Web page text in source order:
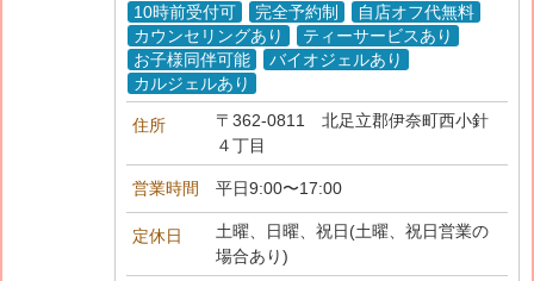
10時前受付可
完全予約制
自店オフ代無料
カウンセリングあり
ティーサービスあり
お子様同伴可能
バイオジェルあり
カルジェルあり
住所 〒362-0811 北足立郡伊奈町西小針
４丁目
営業時間 平日9:00〜17:00
定休日
土曜、日曜、祝日(土曜、祝日営業の
場合あり)